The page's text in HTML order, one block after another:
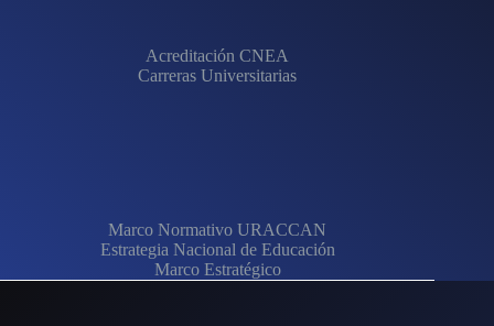
Acreditación CNEA
Carreras Universitarias
Marco Normativo URACCAN
Estrategia Nacional de Educación
Marco Estratégico